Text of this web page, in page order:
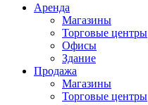
Аренда
Магазины
Торговые центры
Офисы
Здание
Продажа
Магазины
Торговые центры